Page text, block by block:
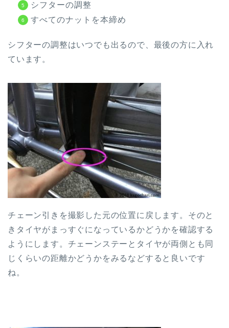
シフターの調整
すべてのナットを本締め
シフターの調整はいつでも出るので、最後の方に入れ
ています。
チェーン引きを撮影した元の位置に戻します。そのと
きタイヤがまっすぐになっているかどうかを確認する
ようにします。チェーンステーとタイヤが両側とも同
じくらいの距離かどうかをみるなどすると良いです
ね。